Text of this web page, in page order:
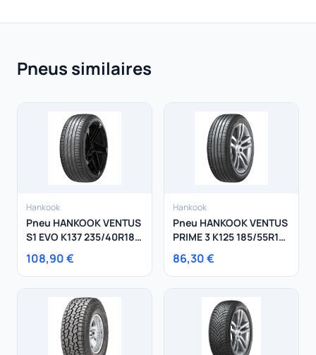
Pneus similaires
Hankook
Pneu HANKOOK VENTUS
S1 EVO K137 235/40R18
95Y
108,90 €
Hankook
Pneu HANKOOK VENTUS
PRIME 3 K125 185/55R15
82H
86,30 €